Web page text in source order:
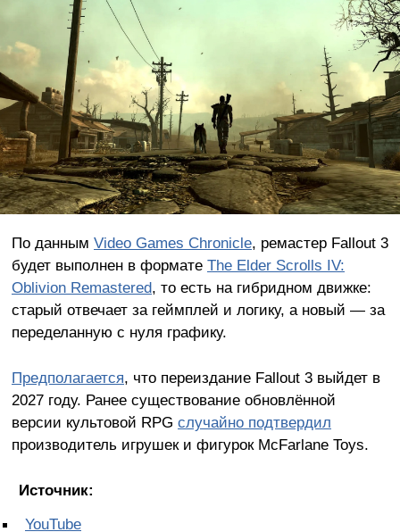
По данным Video Games Chronicle, ремастер Fallout 3
будет выполнен в формате The Elder Scrolls IV:
Oblivion Remastered, то есть на гибридном движке:
старый отвечает за геймплей и логику, а новый — за
переделанную с нуля графику.
Предполагается, что переиздание Fallout 3 выйдет в
2027 году. Ранее существование обновлённой
версии культовой RPG случайно подтвердил
производитель игрушек и фигурок McFarlane Toys.
Источник:
YouTube